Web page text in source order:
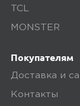
TCL
MONSTER
Покупателям
Доставка и
Контакты